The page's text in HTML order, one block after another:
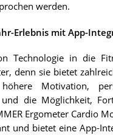
werden.
Erlebnis mit App-
Technologie in die
denn sie bietet
Motivation,
und die Möglichkeit,
Ergometer Cardio
und bietet eine App-